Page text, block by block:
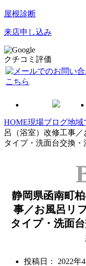
屋根診断
来店申し込み
クチコミ評価
HOME現場ブログ地域
呂（浴室）改修工事
タイプ・洗面台交換
静岡県函南町
事／お風呂リ
タイプ・洗面
投稿日： 2022年